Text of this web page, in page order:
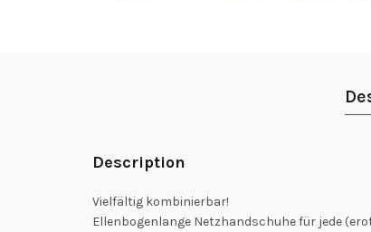
Description
Vielfältig kombinierbar!
Ellenbogenlange Netzhandschuhe für jede